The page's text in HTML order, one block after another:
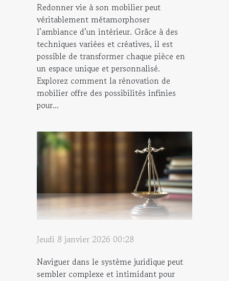
Redonner vie à son mobilier peut
véritablement métamorphoser
l’ambiance d’un intérieur. Grâce à des
techniques variées et créatives, il est
possible de transformer chaque pièce en
un espace unique et personnalisé.
Explorez comment la rénovation de
mobilier offre des possibilités infinies
pour...
Jeudi 8 janvier 2026 00:28
Naviguer dans le système juridique peut
sembler complexe et intimidant pour